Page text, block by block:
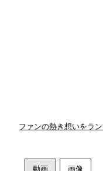
ファンの熱き想いをラ